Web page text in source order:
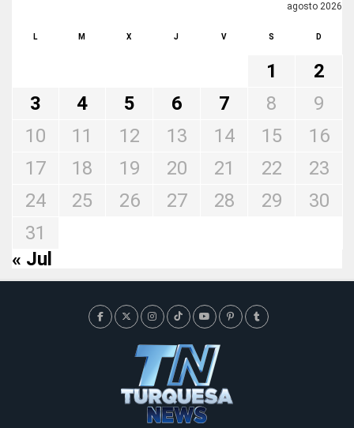
agosto 2026
L M X J V S D
1
2
3
4 5 6 7 8
9
10
11 12 13 14 15
16
17
18 19 20 21 22
23
24
25 26 27 28 29
30
31
« Jul